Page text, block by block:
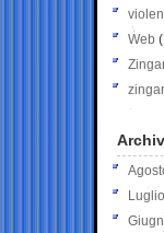
Web